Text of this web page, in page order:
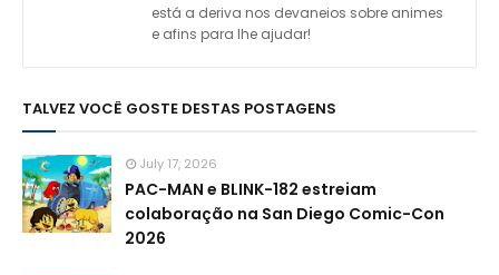
está a deriva nos devaneios sobre animes
e afins para lhe ajudar!
TALVEZ VOCÊ GOSTE DESTAS POSTAGENS
July 17, 2026
PAC-MAN e BLINK-182 estreiam
colaboração na San Diego Comic-Con
2026